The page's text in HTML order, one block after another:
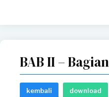
BAB II –
kembali download